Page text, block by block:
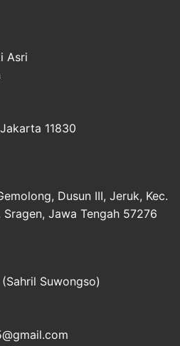
Asri
11830
Dusun III, Jeruk, Kec.
Jawa Tengah 57276
Suwongso)